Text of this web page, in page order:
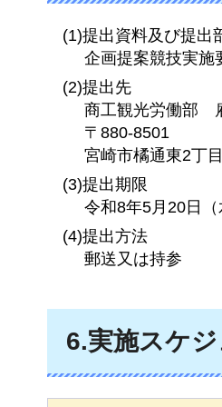
(1)提出資料及び提出
企画提案競技実施
(2)提出先
商工観光労働部
〒880-8501
宮崎市橘通東2丁
(3)提出期限
令和8年5月20日
(4)提出方法
郵送又は持参
6.実施スケ